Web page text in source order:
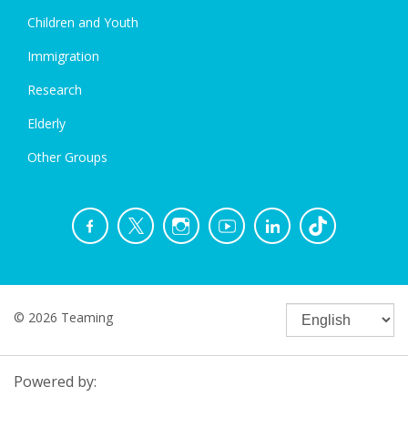
Children and Youth
Immigration
Research
Elderly
Other Groups
© 2026 Teaming
Powered by: